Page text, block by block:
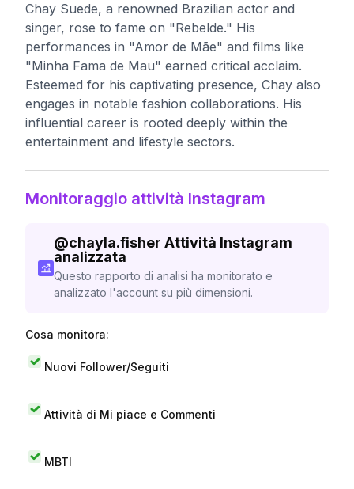
Chay Suede, a renowned Brazilian actor and
singer, rose to fame on "Rebelde." His
performances in "Amor de Mãe" and films like
"Minha Fama de Mau" earned critical acclaim.
Esteemed for his captivating presence, Chay also
engages in notable fashion collaborations. His
influential career is rooted deeply within the
entertainment and lifestyle sectors.
Monitoraggio attività Instagram
@chayla.fisher Attività Instagram
analizzata
Questo rapporto di analisi ha monitorato e
analizzato l'account su più dimensioni.
Cosa monitora:
Nuovi Follower/Seguiti
Attività di Mi piace e Commenti
MBTI